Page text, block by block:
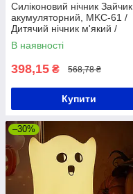
Силіконовий нічник Зайчик
акумуляторний, MKC-61 /
Дитячий нічник м'який /
Світильник нічник
світлодіодний
В наявності
398,15 ₴ 568,78 ₴
Купити
–30%